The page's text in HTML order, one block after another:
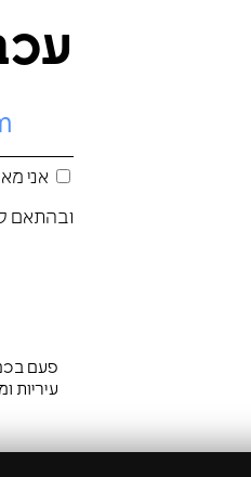
אני
ובהתאם
פעם
עיריות